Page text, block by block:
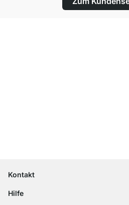
Kontakt
contact@regalraum.com
Hilfe